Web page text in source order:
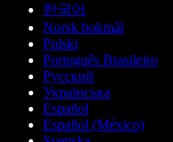
한국어
Norsk bokmål
Polski
Português Brasileiro
Русский
Українська
Español
Español (México)